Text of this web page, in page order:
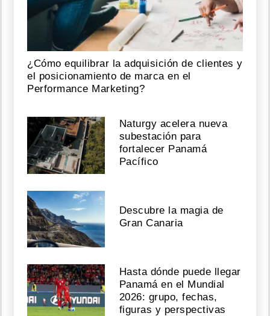
¿Cómo equilibrar la adquisición de clientes y
el posicionamiento de marca en el
Performance Marketing?
Naturgy acelera nueva
subestación para
fortalecer Panamá
Pacífico
Descubre la magia de
Gran Canaria
Hasta dónde puede llegar
Panamá en el Mundial
2026: grupo, fechas,
figuras y perspectivas